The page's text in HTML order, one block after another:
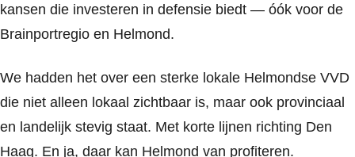
kansen die investeren in defensie biedt — óók voor de
Brainportregio en Helmond.
We hadden het over een sterke lokale Helmondse VVD
die niet alleen lokaal zichtbaar is, maar ook provinciaal
en landelijk stevig staat. Met korte lijnen richting Den
Haag. En ja, daar kan Helmond van profiteren.